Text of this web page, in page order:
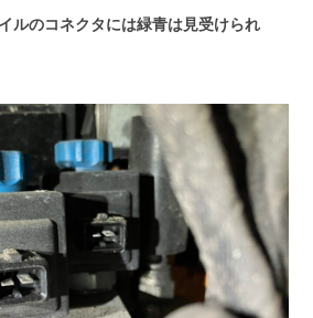
ルのコネクタには緑青は見受けられ